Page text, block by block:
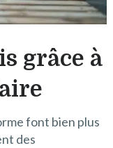
grâce à
font bien plus
des